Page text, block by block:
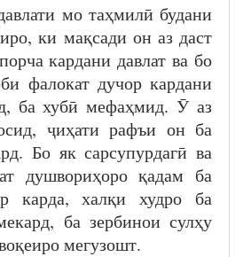
мо таҳмилӣ будани
ки мақсади он аз даст
кардани давлат ва бо
фалокат дучор кардани
ба хубӣ мефаҳмид. Ӯ аз
ҷиҳати рафъи он ба
Бо як сарсупурдагӣ ва
душвориҳоро қадам ба
карда, халқи худро ба
ба зербинои сулҳу
мегузошт.